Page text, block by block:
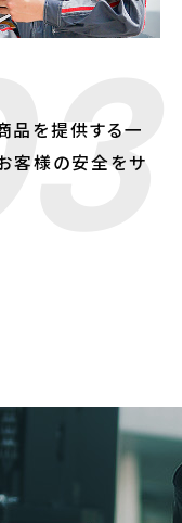
品を提供する一
客様の安全をサ